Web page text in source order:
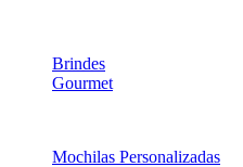
Brindes
Gourmet
Mochilas Personalizadas